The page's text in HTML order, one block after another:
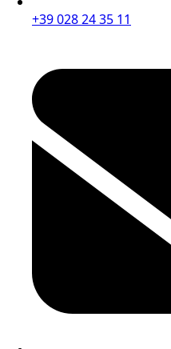
+39 028 24 35 11